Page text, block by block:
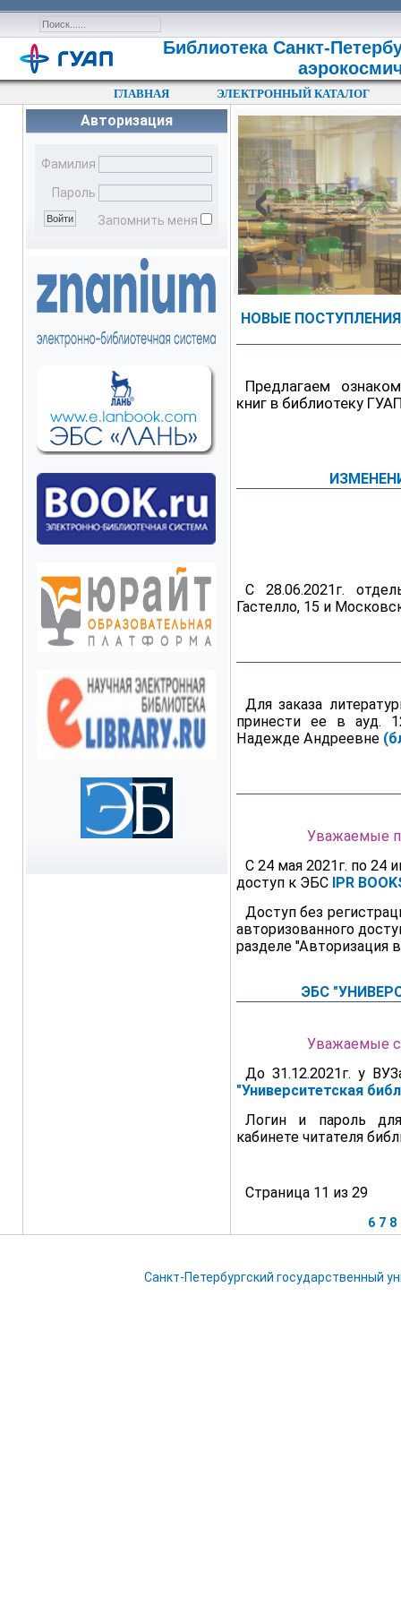
Библиотека Санкт-
ГЛАВНАЯ ЭЛЕКТРОННЫЙ КАТАЛОГ
Авторизация
Фамилия
Пароль
Запомнить меня
‹
НОВЫЕ ПОСТУПЛЕНИЯ
Предлагаем
книг в библиотеку
С 28.06.2021г.
Гастелло, 15 и
Для заказа
принести ее в ауд.
Надежде Андреевне
Уважаемые
С 24 мая 2021г. по 24
доступ к ЭБС IPR
Доступ без
авторизованного
разделе "Авторизация
ЭБС
Уважаемые
До 31.12.2021г. у
"Университетская
Логин и пароль
кабинете читателя
Страница 11 из 29
6 7 8
Санкт-Петербургский государственный